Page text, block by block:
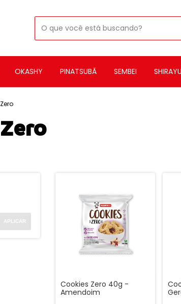
OKASHY PINATSUBÃ SEMBEI
APLICAR
Cookies Zero 40g -
Amendoim